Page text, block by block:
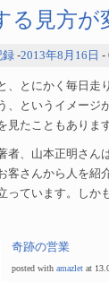
る見方が
録 -2013年8月16日 -
、とにかく毎日走
、というイメー
見たこともありま
者、山本正明さ
客さんから人を紹
っています。しか
奇跡の営業
posted with amazlet at